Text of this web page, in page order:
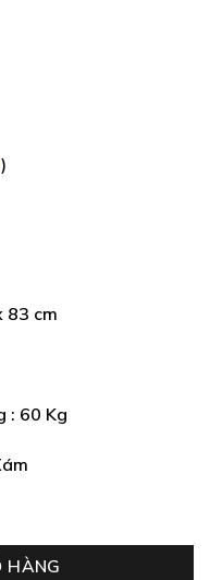
)
83 cm
60 Kg
HÀNG